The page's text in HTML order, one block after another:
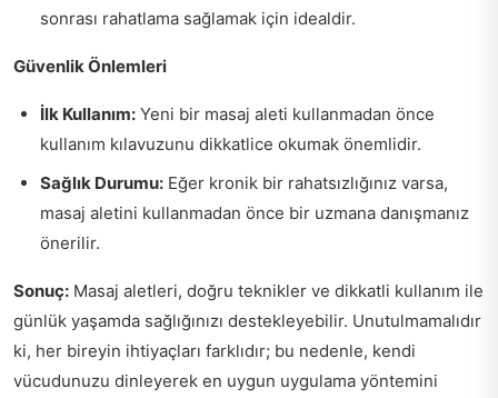
sonrası rahatlama sağlamak için idealdir.
Güvenlik Önlemleri
İlk Kullanım: Yeni bir masaj aleti kullanmadan önce
kullanım kılavuzunu dikkatlice okumak önemlidir.
Sağlık Durumu: Eğer kronik bir rahatsızlığınız varsa,
masaj aletini kullanmadan önce bir uzmana danışmanız
önerilir.
Sonuç: Masaj aletleri, doğru teknikler ve dikkatli kullanım ile
günlük yaşamda sağlığınızı destekleyebilir. Unutulmamalıdır
ki, her bireyin ihtiyaçları farklıdır; bu nedenle, kendi
vücudunuzu dinleyerek en uygun uygulama yöntemini